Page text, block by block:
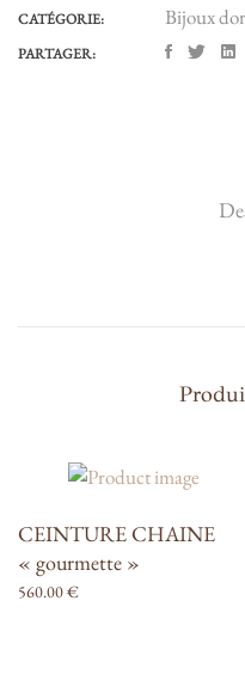
"fer
à
CATÉGORIE: Bijoux
PARTAGER:
CEINTURE CHAINE
« gourmette »
560.00€